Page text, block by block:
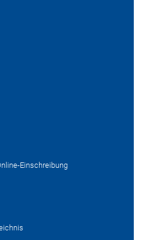
Einschreibung